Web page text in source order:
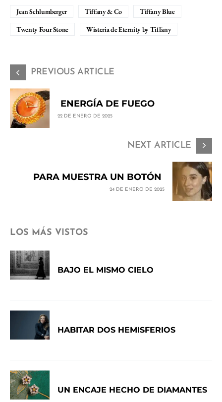
Jean Schlumberger Tiffany & Co
Tiffany Blue
Twenty Four Stone
Wisteria de Eternity by Tiffany
PREVIOUS ARTICLE
ENERGÍA DE FUEGO
22 DE ENERO DE 2025
NEXT ARTICLE
PARA MUESTRA UN BOTÓN
24 DE ENERO DE 2025
LOS MÁS VISTOS
BAJO EL MISMO CIELO
HABITAR DOS HEMISFERIOS
UN ENCAJE HECHO DE DIAMANTES